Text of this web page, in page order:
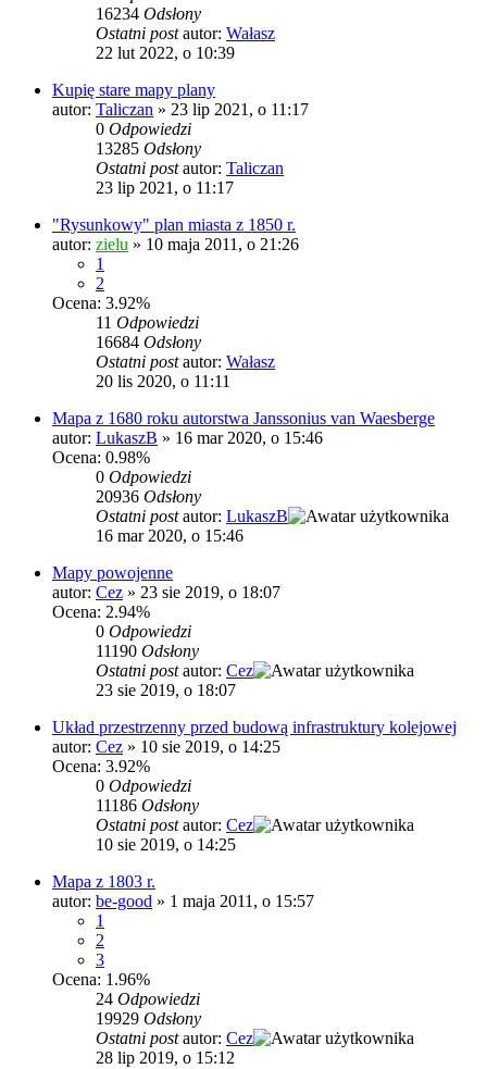
16234 Odsłony
Ostatni postautor: Wałasz
22 lut 2022, o 10:39
Kupię stare mapy plany
autor: Taliczan » 23 lip 2021, o 11:17
0 Odpowiedzi
13285 Odsłony
Ostatni postautor: Taliczan
23 lip 2021, o 11:17
"Rysunkowy" plan miasta z 1850 r.
autor: zielu » 10 maja 2011, o 21:26
1
2
Ocena: 3.92%
11 Odpowiedzi
16684 Odsłony
Ostatni postautor: Wałasz
20 lis 2020, o 11:11
Mapa z 1680 roku autorstwa Janssonius van Waesberge
autor: LukaszB » 16 mar 2020, o 15:46
Ocena: 0.98%
0 Odpowiedzi
20936 Odsłony
Ostatni postautor: LukaszB
16 mar 2020, o 15:46
Mapy powojenne
autor: Cez » 23 sie 2019, o 18:07
Ocena: 2.94%
0 Odpowiedzi
11190 Odsłony
Ostatni postautor: Cez
23 sie 2019, o 18:07
Układ przestrzenny przed budową infrastruktury kolejowej
autor: Cez » 10 sie 2019, o 14:25
Ocena: 3.92%
0 Odpowiedzi
11186 Odsłony
Ostatni postautor: Cez
10 sie 2019, o 14:25
Mapa z 1803 r.
autor: be-good » 1 maja 2011, o 15:57
1
2
3
Ocena: 1.96%
24 Odpowiedzi
19929 Odsłony
Ostatni postautor: Cez
28 lip 2019, o 15:12